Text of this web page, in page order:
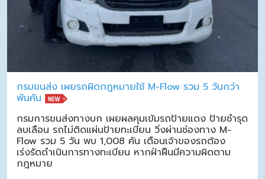
กรมขนส่ง เผยรถผิดกฎหมายใช้ M-Flow รวม 5 วันกว่า
พันคัน
กรมการขนส่งทางบก เผยผลคุมเข้มรถป้ายแดง ป้ายชำรุด
ลบเลือน รถไม่ติดแผ่นป้ายทะเบียน วิ่งผ่านช่องทาง M-
Flow รวม 5 วัน พบ 1,008 คัน เตือนเจ้าของรถต้อง
เร่งรัดดำเนินการทางทะเบียน หากฝ่าฝืนมีความผิดตาม
กฎหมาย